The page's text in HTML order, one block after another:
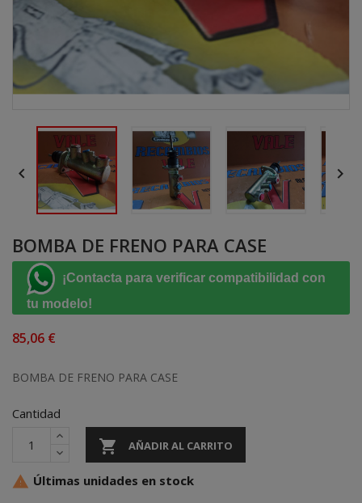
 
BOMBA DE FRENO PARA CASE
¡Contacta para verificar compatibilidad con
tu modelo!
85,06 €
BOMBA DE FRENO PARA CASE
Cantidad
 AÑADIR AL CARRITO
 Últimas unidades en stock